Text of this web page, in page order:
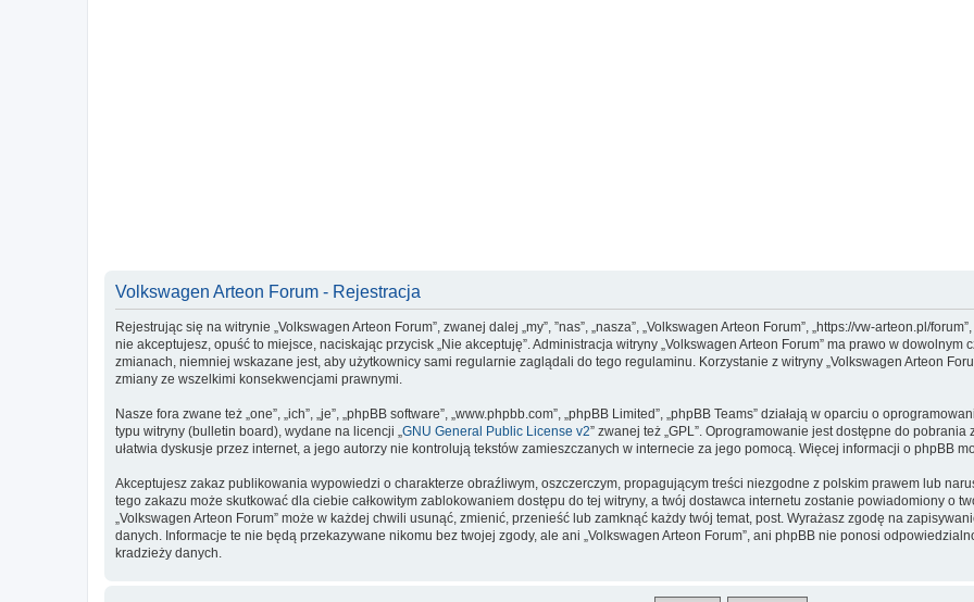
Volkswagen Arteon Forum - Rejestracja
Rejestrując się na witrynie „Volkswagen Arteon Forum”, zwanej dalej „my”, ”nas”, „nasza”, „Volkswagen Arteon Forum”, „https://vw-arteon.pl/
nie akceptujesz, opuść to miejsce, naciskając przycisk „Nie akceptuję”. Administracja witryny „Volkswagen Arteon Forum” ma prawo w
zmianach, niemniej wskazane jest, aby użytkownicy sami regularnie zaglądali do tego regulaminu. Korzystanie z witryny „Volkswagen Arteon
zmiany ze wszelkimi konsekwencjami prawnymi.
Nasze fora zwane też „one”, „ich”, „je”, „phpBB software”, „www.phpbb.com”, „phpBB Limited”, „phpBB Teams” działają w oparciu o
typu witryny (bulletin board), wydane na licencji „ GNU General Public License v2” zwanej też „GPL”. Oprogramowanie jest dostępne do pobrania
ułatwia dyskusje przez internet, a jego autorzy nie kontrolują tekstów zamieszczanych w internecie za jego pomocą. Więcej informacji o phpBB
Akceptujesz zakaz publikowania wypowiedzi o charakterze obraźliwym, oszczerczym, propagującym treści niezgodne z polskim prawem lub
tego zakazu może skutkować dla ciebie całkowitym zablokowaniem dostępu do tej witryny, a twój dostawca internetu zostanie powiadomiony o
„Volkswagen Arteon Forum” może w każdej chwili usunąć, zmienić, przenieść lub zamknąć każdy twój temat, post. Wyrażasz zgodę na
danych. Informacje te nie będą przekazywane nikomu bez twojej zgody, ale ani „Volkswagen Arteon Forum”, ani phpBB nie ponosi
kradzieży danych.